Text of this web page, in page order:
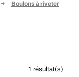
Boulons à riveter
1 résultat(s)